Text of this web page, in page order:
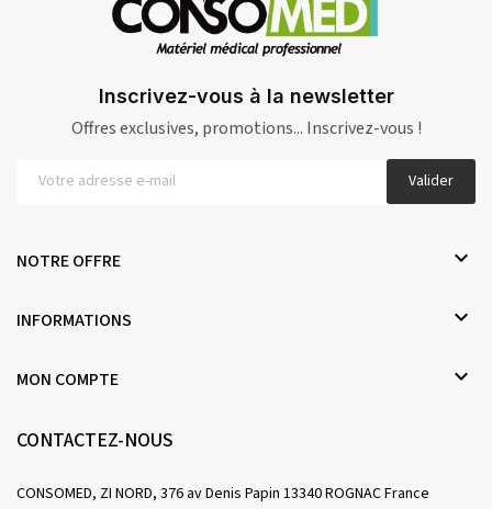
Inscrivez-vous à la newsletter
Offres exclusives, promotions... Inscrivez-vous !
Valider
NOTRE OFFRE 
INFORMATIONS 
MON COMPTE 
CONTACTEZ-NOUS
CONSOMED, ZI NORD, 376 av Denis Papin 13340 ROGNAC France